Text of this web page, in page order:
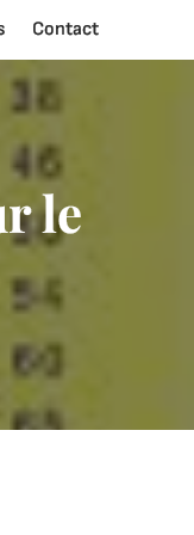
Contact
le